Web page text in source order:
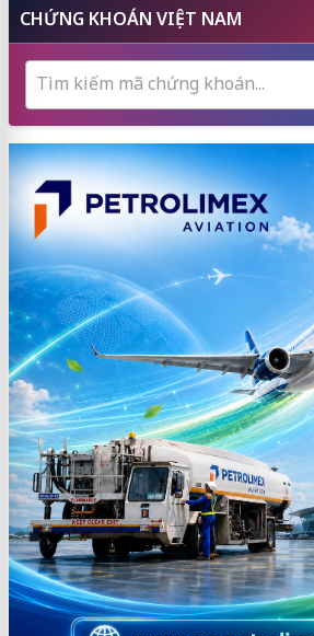
CHỨNG KHOÁN VIỆT NAM
Tìm kiếm mã chứng khoán...